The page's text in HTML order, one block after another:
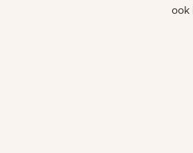
ook